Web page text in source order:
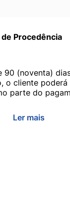
Procedência
(noventa)
cliente
parte do
Ler mais